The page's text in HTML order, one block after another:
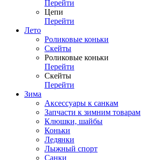
Перейти
Цепи
Перейти
Лето
Роликовые коньки
Скейты
Роликовые коньки
Перейти
Скейты
Перейти
Зима
Аксессуары к санкам
Запчасти к зимним товарам
Клюшки, шайбы
Коньки
Ледянки
Лыжный спорт
Санки